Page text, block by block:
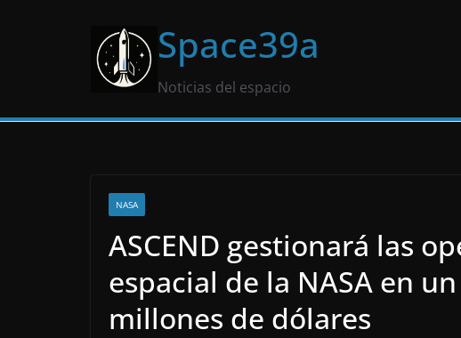
Space39a
Noticias del espacio
NASA
ASCEND gestionará las
espacial de la NASA en
millones de dólares